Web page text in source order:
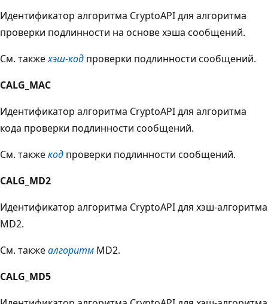
Идентификатор алгоритма CryptoAPI для алгоритма
проверки подлинности на основе хэша сообщений.
См. такжехэш-код проверки подлинности сообщений.
CALG_MAC
Идентификатор алгоритма CryptoAPI для алгоритма
кода проверки подлинности сообщений.
См. такжекод проверки подлинности сообщений.
CALG_MD2
Идентификатор алгоритма CryptoAPI для хэш-алгоритма
MD2.
См. такжеалгоритм MD2.
CALG_MD5